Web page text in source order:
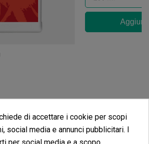
al carrello
di accettare i cookie per scopi
social media e annunci pubblicitari. I